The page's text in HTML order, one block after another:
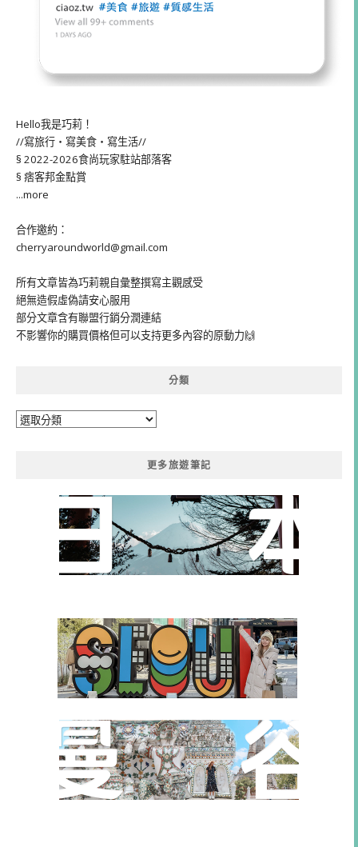
Hello我是巧莉！
//寫旅行・寫美食・寫生活//
§ 2022-2026食尚玩家駐站部落客
§ 痞客邦金點賞
...more
合作邀約：
cherryaroundworld@gmail.com
所有文章皆為巧莉親自彙整撰寫主觀感受
絕無造假虛偽請安心服用
部分文章含有聯盟行銷分潤連結
不影響你的購買價格但可以支持更多內容的原動力🙌
分類
分
更多旅遊筆記